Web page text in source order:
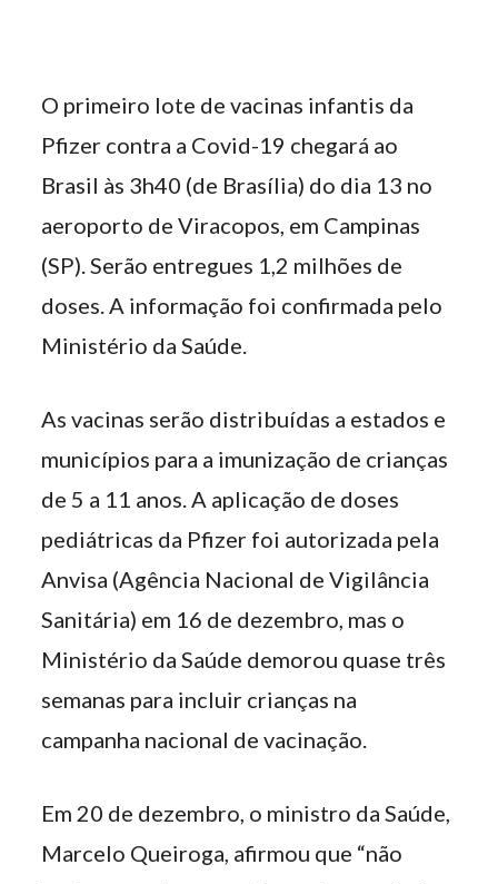
O primeiro lote de vacinas infantis da
Pfizer contra a Covid-19 chegará ao
Brasil às 3h40 (de Brasília) do dia 13 no
aeroporto de Viracopos, em Campinas
(SP). Serão entregues 1,2 milhões de
doses. A informação foi confirmada pelo
Ministério da Saúde.
As vacinas serão distribuídas a estados e
municípios para a imunização de crianças
de 5 a 11 anos. A aplicação de doses
pediátricas da Pfizer foi autorizada pela
Anvisa (Agência Nacional de Vigilância
Sanitária) em 16 de dezembro, mas o
Ministério da Saúde demorou quase três
semanas para incluir crianças na
campanha nacional de vacinação.
Em 20 de dezembro, o ministro da Saúde,
Marcelo Queiroga, afirmou que “não